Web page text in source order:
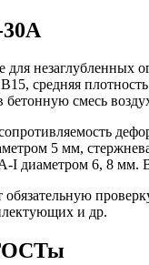
для незаглубленных
средняя
бетонную смесь
5 мм,
I диаметром 6, 8 мм.
обязательную
и др.